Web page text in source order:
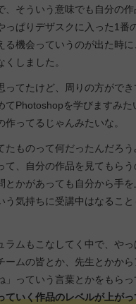
、そういう意味でも自分の
っぱりデザスクに入った1番
る機会っていうのが出た時に
しました。
ってたけど、周りの方がで
てPhotoshopを学びますみた
ってるじゃんみたいな。
たものって何だったんだろ
て、自分の作品を見てもら
とかがあっても自分から手
う気持ちに受講中はなるこ
ラムもこなしてく中で、や
ームの皆とか、先生とかから
」っていう言葉とかをもらっ
ていく作品のレベルが上が